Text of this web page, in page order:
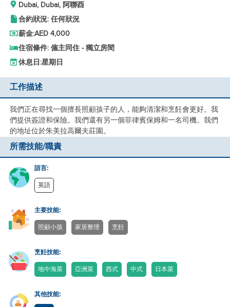
Dubai, Dubai, 阿聯酉
合約狀況: 任何狀況
薪金:AED 4,000
住宿條件: 僱主同住 - 獨立房間
休息日:星期日
工作描述
我們正在尋找一個擅長照顧孩子的人，能夠清潔和烹飪會更好。我
們提供簽證和保險。我們還有另一個菲律賓保姆和一名司機。我們
的地址位於朱美拉高爾夫莊園。
所需技能/職責
語言:
英語
主要技能:
照顧小孩 家居整理 烹飪
烹飪技能:
地中海菜 亞洲菜 西式 中式 日本菜
其他技能: